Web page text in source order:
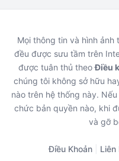
Mọi thông tin và hình
đều được sưu tầm trên
được tuân thủ theoĐiều
chúng tôi không sở hữu
nào trên hệ thống này.
chức bản quyền nào, khi
và gỡ
Điều Khoản Liên